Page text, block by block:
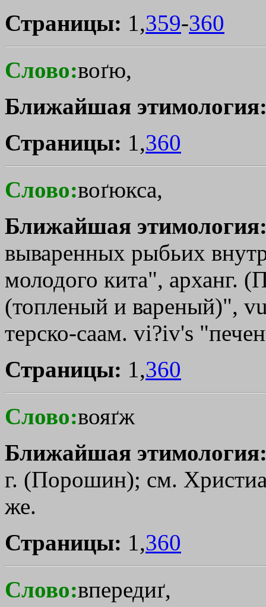
Страницы: 1,359-360
Слово:воґю,
Ближайшая
Страницы: 1,360
Слово:воґюкса,
Ближайшая
вываренных рыбьих
молодого кита", арханг.
(топленый и вареный)",
терско-саам. vi?iv's
Страницы: 1,360
Слово:вояґж
Ближайшая
г. (Порошин); см.
же.
Страницы: 1,360
Слово:впередиґ,